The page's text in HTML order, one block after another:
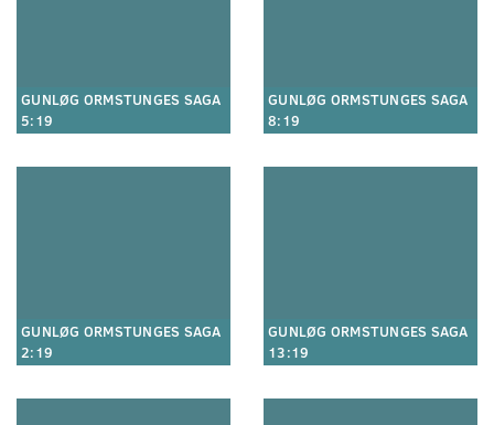
GUNLØG ORMSTUNGES SAGA
5:19
GUNLØG ORMSTUNGES SAGA
8:19
GUNLØG ORMSTUNGES SAGA
2:19
GUNLØG ORMSTUNGES SAGA
13:19